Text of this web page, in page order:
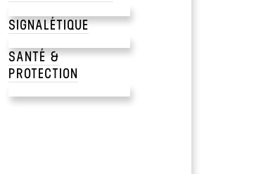
SIGNALÉTIQUE
SANTÉ &
PROTECTION
1 résultats
SWEATS DE PROMO
SWEAT DELUXE ZIP
Crafters